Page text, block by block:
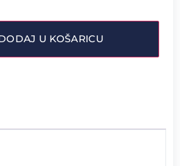
U KOŠARICU